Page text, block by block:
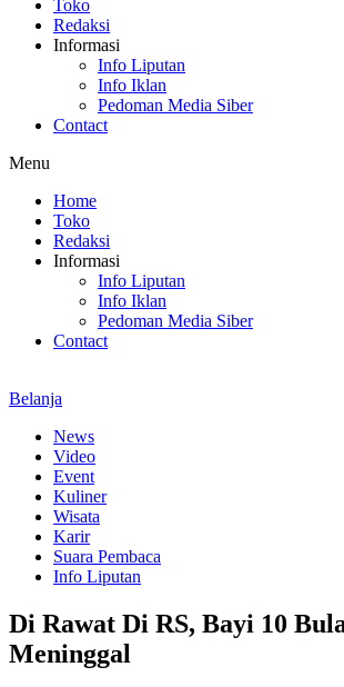
Toko
Redaksi
Informasi
Info Liputan
Info Iklan
Pedoman Media Siber
Contact
Menu
Home
Toko
Redaksi
Informasi
Info Liputan
Info Iklan
Pedoman Media Siber
Contact
Belanja
News
Video
Event
Kuliner
Wisata
Karir
Suara Pembaca
Info Liputan
Di Rawat Di RS, Bayi 10
Meninggal